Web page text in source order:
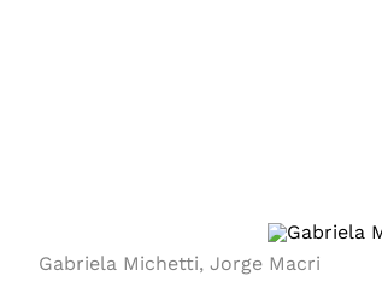
Gabriela Michetti, Jorge Macri